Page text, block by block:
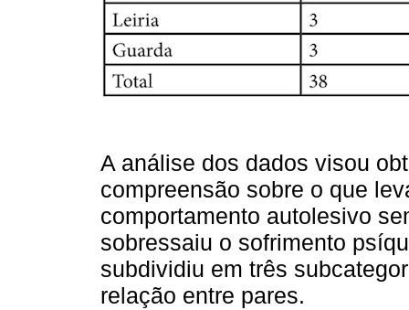
A análise dos dados visou
compreensão sobre o que
comportamento autolesivo
sobressaiu o sofrimento
subdividiu em três
relação entre pares.